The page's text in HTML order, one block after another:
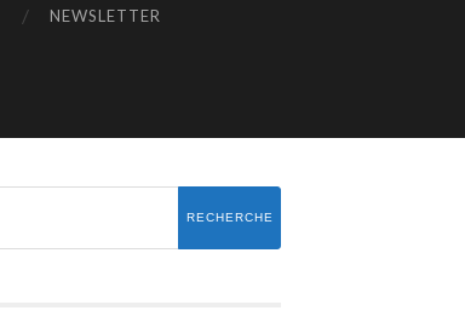
NEWSLETTER